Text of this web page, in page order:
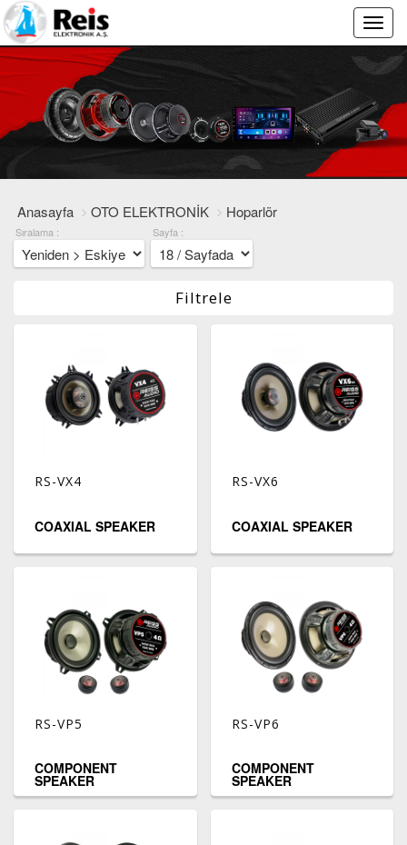
Main
Menu
Anasayfa OTO ELEKTRONİK Hoparlör
Sıralama : Sayfa :
Filtrele
RS-VX4
COAXIAL SPEAKER
RS-VX6
COAXIAL SPEAKER
RS-VP5
COMPONENT
SPEAKER
RS-VP6
COMPONENT
SPEAKER